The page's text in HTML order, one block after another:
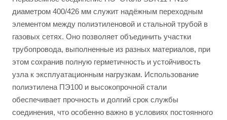
диаметром 400/426 мм служит надёжным переходным
элементом между полиэтиленовой и стальной трубой в
газовых сетях. Оно позволяет объединить участки
трубопровода, выполненные из разных материалов, при
этом сохранив полную герметичность и устойчивость
узла к эксплуатационным нагрузкам. Использование
полиэтилена ПЭ100 и высокопрочной стали
обеспечивает прочность и долгий срок службы
соединения, что особенно важно в условиях постоянного